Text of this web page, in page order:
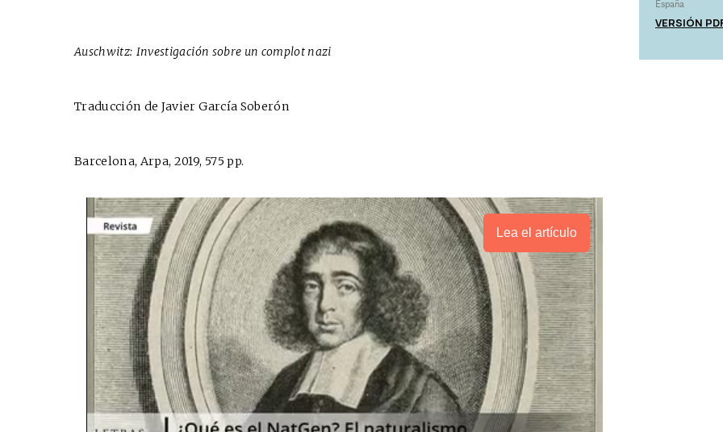
Auschwitz: Investigación sobre un complot nazi
Traducción de Javier García Soberón
Barcelona, Arpa, 2019, 575 pp.
Lea el artículo
España
VERSIÓN